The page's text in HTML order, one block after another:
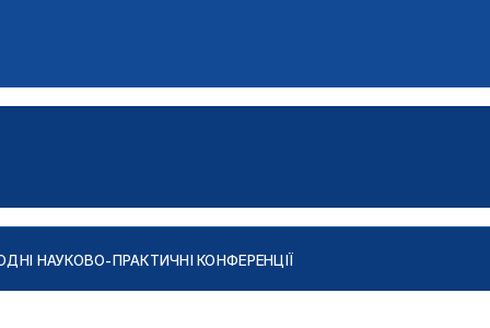
НАУКОВО-ПРАКТИЧНІ КОНФЕРЕНЦІЇ